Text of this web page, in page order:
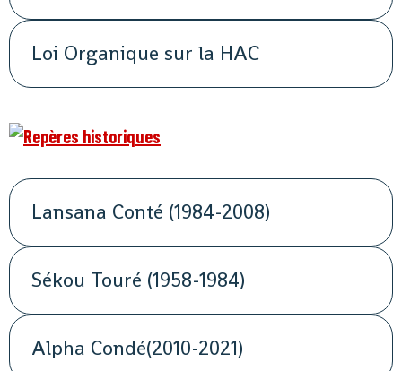
Loi Organique sur la HAC
Lansana Conté (1984-2008)
Sékou Touré (1958-1984)
Alpha Condé(2010-2021)